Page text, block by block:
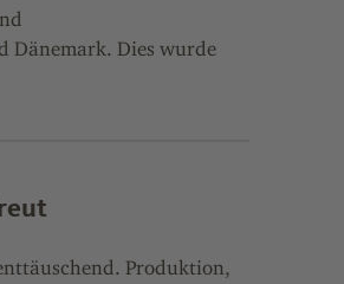
Dänemark. Dies wurde
Produktion,